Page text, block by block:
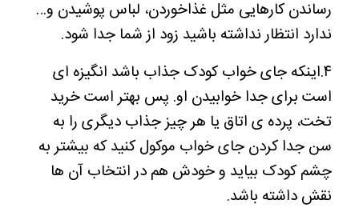
رساندن کارهایی مثل غذاخوردن، لباس پوشیدن و…
ندارد انتظار نداشته باشید زود از شما جدا شود.
۴.اینکه جای خواب کودک جذاب باشد انگیزه ای
است برای جدا خوابیدن او. پس بهتر است خرید
تخت، پرده ی اتاق یا هر چیز جذاب دیگری را به
سن جدا کردن جای خواب موکول کنید که بیشتر به
چشم کودک بیاید و خودش هم در انتخاب آن ها
نقش داشته باشد.